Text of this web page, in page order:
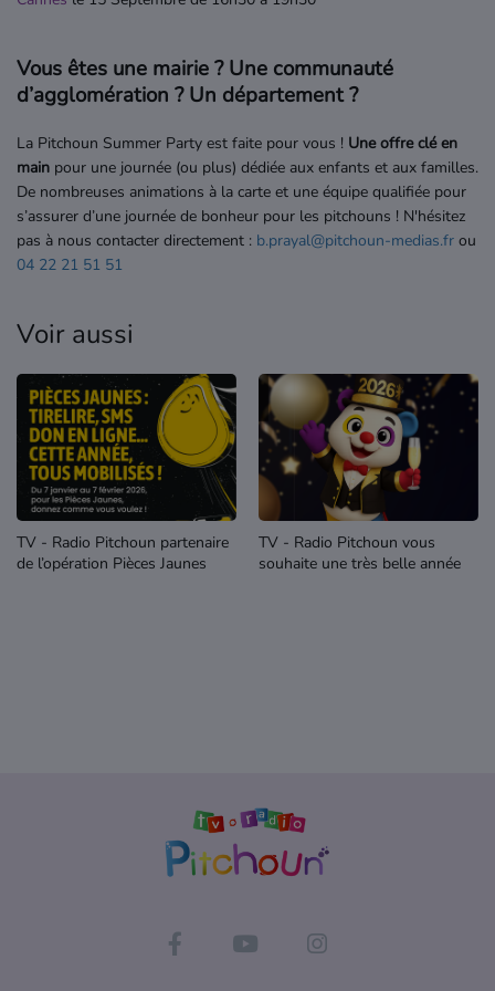
Vous êtes une mairie ? Une communauté
d’agglomération ? Un département ?
La Pitchoun Summer Party est faite pour vous ! Une offre clé en
main pour une journée (ou plus) dédiée aux enfants et aux familles.
De nombreuses animations à la carte et une équipe qualifiée pour
s’assurer d’une journée de bonheur pour les pitchouns ! N'hésitez
pas à nous contacter directement : b.prayal@pitchoun-medias.fr ou
04 22 21 51 51
Voir aussi
TV - Radio Pitchoun partenaire
de l’opération Pièces Jaunes
TV - Radio Pitchoun vous
souhaite une très belle année